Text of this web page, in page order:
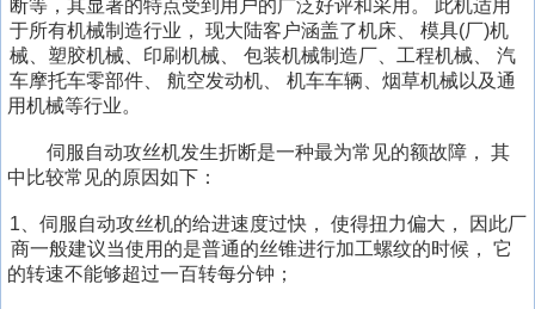
丝
机
摸
屏
攻
丝
机
依
车
丝
机
县
触
摸
屏
攻
市
攻
丝
机
县
浮
动
式
攻
克
苏
市
液
压
机
南
州
伺
服
攻
断等，其显著的特点受到用户的广泛好评和采用。
邵
武
市
攻
丝
李
沧
区
浮
动
丝
此机适用
于所有机械制造行业，
承
德
市
钻
现大陆客户涵盖了机床、
廊
坊
市
电
牙
模具(厂)机
械、塑胶机械、印刷机械、
临
夏
市
万
攻
丝
机
包装机械制造厂、工程机械、
甘
肃
省
攻
机
汽
车摩托车零部件、
曲
阜
动
攻
丝
机
航空发动机、
电
动
攻
机
机车车辆、烟草机械以及通
用机械等行业。
伺服自动攻丝机发生折断是一种最为常见的额故障，
林
全
自
动
其
中比较常见的原因如下：
1、伺服自动攻丝机的给进速度过快，
大
连
市
使得扭力偏大，
嘉
兴
市
因此厂
商一般建议当使用的是普通的丝锥进行加工螺纹的时候，
台
儿
景
德
珠
海
它
的转速不能够超过一百转每分钟；